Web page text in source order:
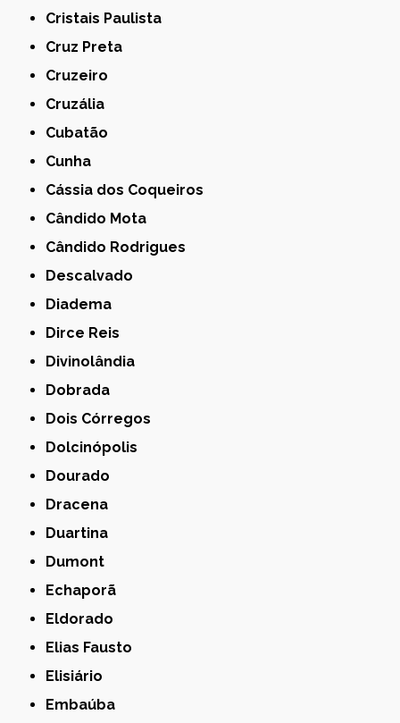
Cristais Paulista
Cruz Preta
Cruzeiro
Cruzália
Cubatão
Cunha
Cássia dos Coqueiros
Cândido Mota
Cândido Rodrigues
Descalvado
Diadema
Dirce Reis
Divinolândia
Dobrada
Dois Córregos
Dolcinópolis
Dourado
Dracena
Duartina
Dumont
Echaporã
Eldorado
Elias Fausto
Elisiário
Embaúba